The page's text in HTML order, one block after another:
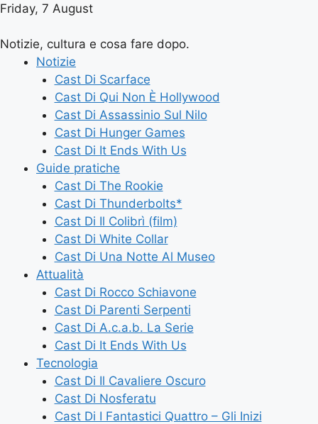
Friday, 7 August
Notizie, cultura e cosa fare dopo.
Notizie
Cast Di Scarface
Cast Di Qui Non È Hollywood
Cast Di Assassinio Sul Nilo
Cast Di Hunger Games
Cast Di It Ends With Us
Guide pratiche
Cast Di The Rookie
Cast Di Thunderbolts*
Cast Di Il Colibrì (film)
Cast Di White Collar
Cast Di Una Notte Al Museo
Attualità
Cast Di Rocco Schiavone
Cast Di Parenti Serpenti
Cast Di A.c.a.b. La Serie
Cast Di It Ends With Us
Tecnologia
Cast Di Il Cavaliere Oscuro
Cast Di Nosferatu
Cast Di I Fantastici Quattro – Gli Inizi